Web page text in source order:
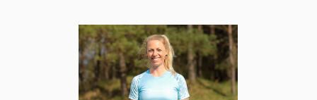
Bildergalerie überspringen